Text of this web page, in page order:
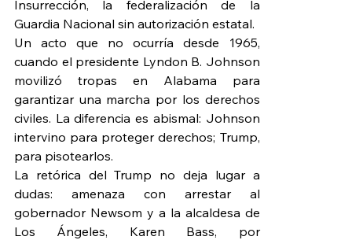
Insurrección, la federalización de la
Guardia Nacional sin autorización estatal.
Un acto que no ocurría desde 1965,
cuando el presidente Lyndon B. Johnson
movilizó tropas en Alabama para
garantizar una marcha por los derechos
civiles. La diferencia es abismal: Johnson
intervino para proteger derechos; Trump,
para pisotearlos.
La retórica del Trump no deja lugar a
dudas: amenaza con arrestar al
gobernador Newsom y a la alcaldesa de
Los Ángeles, Karen Bass, por